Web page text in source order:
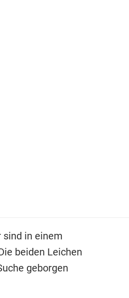
sind in einem
beiden Leichen
geborgen